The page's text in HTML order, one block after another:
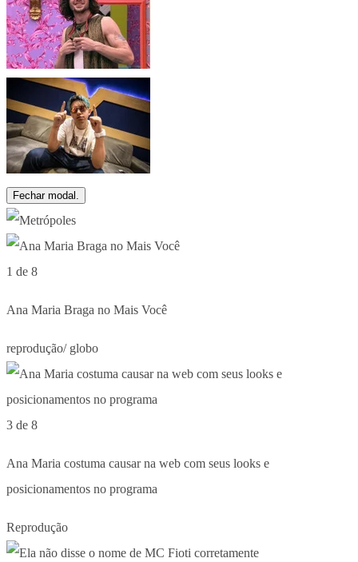
Fechar modal.
1 de 8
Ana Maria Braga no Mais Você
reprodução/ globo
3 de 8
Ana Maria costuma causar na web com seus looks e
posicionamentos no programa
Reprodução